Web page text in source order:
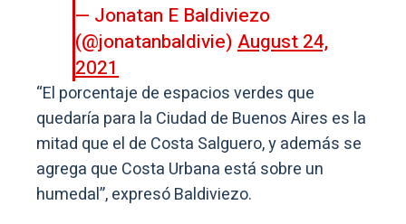
— Jonatan E Baldiviezo
(@jonatanbaldivie)August 24,
2021
“El porcentaje de espacios verdes que
quedaría para la Ciudad de Buenos Aires es la
mitad que el de Costa Salguero, y además se
agrega que Costa Urbana está sobre un
humedal”, expresó Baldiviezo.